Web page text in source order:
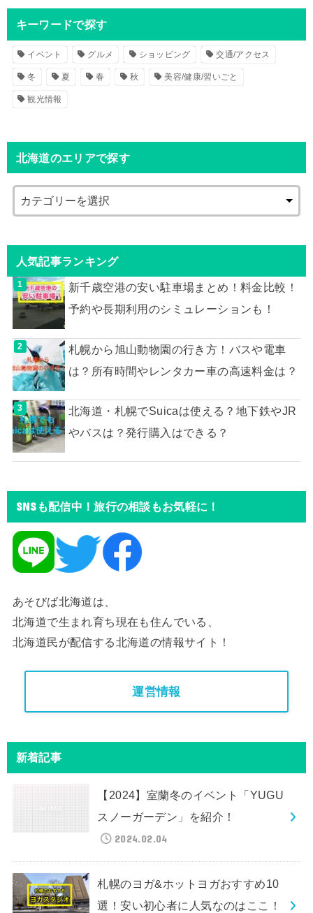
キーワードで探す
イベント グルメ ショッピング 交通/アクセス
冬 夏 春 秋 美容/健康/習いごと
観光情報
北海道のエリアで探す
人気記事ランキング
新千歳空港の安い駐車場まとめ！料金比較！
予約や長期利用のシミュレーションも！
札幌から旭山動物園の行き方！バスや電車
は？所有時間やレンタカー車の高速料金は？
北海道・札幌でSuicaは使える？地下鉄やJR
やバスは？発行購入はできる？
SNSも配信中！旅行の相談もお気軽に！
あそびば北海道は、
北海道で生まれ育ち現在も住んでいる、
北海道民が配信する北海道の情報サイト！
運営情報
新着記事
【2024】室蘭冬のイベント「YUGU
スノーガーデン」を紹介！
2024.02.04
札幌のヨガ&ホットヨガおすすめ10
選！安い初心者に人気なのはここ！